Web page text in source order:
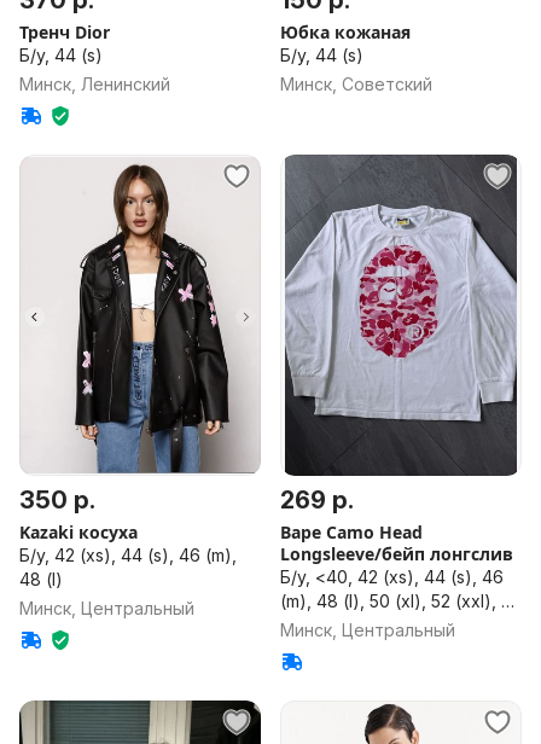
Тренч Dior
Б/у, 44 (s)
Минск, Ленинский
Юбка кожаная
Б/у, 44 (s)
Минск, Советский
350 р.
Kazaki косуха
Б/у, 42 (xs), 44 (s), 46 (m),
48 (l)
Минск, Центральный
269 р.
Bape Camo Head
Longsleeve/бейп лонгслив
Б/у, <40, 42 (xs), 44 (s), 46
(m), 48 (l), 50 (xl), 52 (xxl), 54
(xxxl), 56 (bxl), 58, 60, 62,
64, 66, 68, 70, 72, 74, >74,
универсальный размер
Минск, Центральный